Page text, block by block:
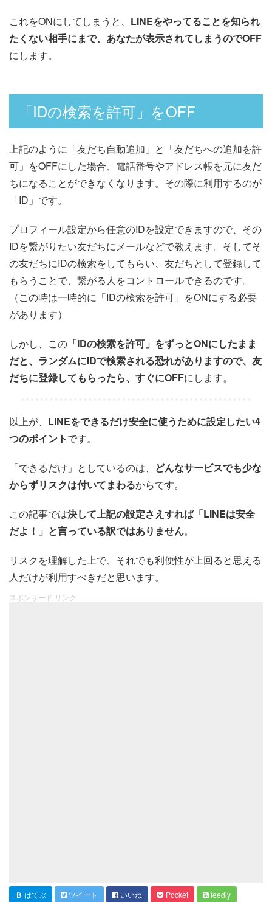
これをONにしてしまうと、 LINEをやってることを知られ
たくない相手にまで、あなたが表示されてしまうのでOFF
にします。
「IDの検索を許可」をOFF
上記のように「友だち自動追加」と「友だちへの追加を許
可」をOFFにした場合、電話番号やアドレス帳を元に友だ
ちになることができなくなります。その際に利用するのが
「ID」です。
プロフィール設定から任意のIDを設定できますので、その
IDを繋がりたい友だちにメールなどで教えます。そしてそ
の友だちにIDの検索をしてもらい、友だちとして登録して
もらうことで、繋がる人をコントロールできるのです。
（この時は一時的に「IDの検索を許可」をONにする必要
があります）
しかし、この 「IDの検索を許可」をずっとONにしたまま
だと、ランダムにIDで検索される恐れがありますので、友
だちに登録してもらったら、すぐにOFFにします。
以上が、 LINEをできるだけ安全に使うために設定したい4
つのポイントです。
「できるだけ」としているのは、 どんなサービスでも少な
からずリスクは付いてまわるからです。
この記事では決して上記の設定さえすれば「LINEは安全
だよ！」と言っている訳ではありません。
リスクを理解した上で、それでも利便性が上回ると思える
人だけが利用すべきだと思います。
スポンサード リンク
Ｂ はてぶ ツイート いいね Pocket
feedly